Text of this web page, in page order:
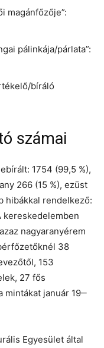
magánfőzője”:
pálinkája/párlata”:
bíráló
számai
1754 (99,5 %),
266 (15 %), ezüst
hibákkal rendelkező:
kereskedelemben
nagyaranyérem
38
153
27 fős
mintákat január 19‒
Egyesület által